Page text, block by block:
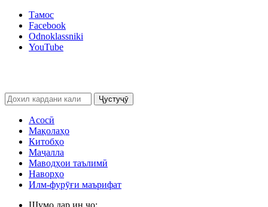
Тамос
Facebook
Odnoklassniki
YouTube
Ҷустуҷӯ
Асосӣ
Мақолаҳо
Китобҳо
Маҷалла
Маводҳои таълимӣ
Наворҳо
Илм-фурӯғи маърифат
Шумо дар ин ҷо: